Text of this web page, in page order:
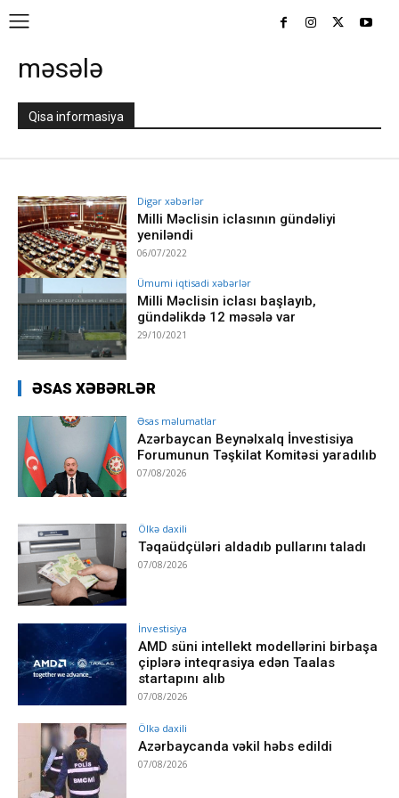
məsələ
Qisa informasiya
Digər xəbərlər
Milli Məclisin iclasının gündəliyi
yeniləndi
06/07/2022
Ümumi iqtisadi xəbərlər
Milli Məclisin iclası başlayıb,
gündəlikdə 12 məsələ var
29/10/2021
ƏSAS XƏBƏRLƏR
Əsas məlumatlar
Azərbaycan Beynəlxalq İnvestisiya
Forumunun Təşkilat Komitəsi yaradılıb
07/08/2026
Ölkə daxili
Təqaüdçüləri aldadıb pullarını taladı
07/08/2026
İnvestisiya
AMD süni intellekt modellərini birbaşa
çiplərə inteqrasiya edən Taalas
startapını alıb
07/08/2026
Ölkə daxili
Azərbaycanda vəkil həbs edildi
07/08/2026